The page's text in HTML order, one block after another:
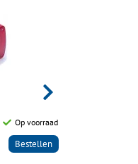
Op voorraad
Bestellen